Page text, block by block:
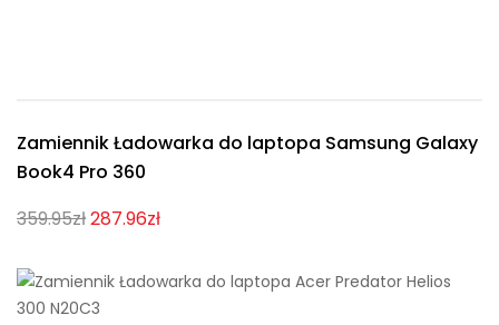
Zamiennik Ładowarka do laptopa Samsung Galaxy
Book4 Pro 360
359.95zł287.96zł